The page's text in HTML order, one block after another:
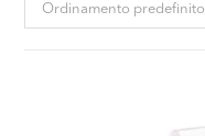
Ordinamento predefinito